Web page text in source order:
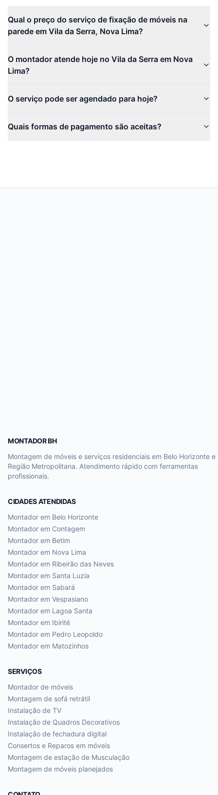
Qual o preço do serviço de fixação de móveis na
parede em Vila da Serra, Nova Lima?
O montador atende hoje no Vila da Serra em Nova
Lima?
O serviço pode ser agendado para hoje?
Quais formas de pagamento são aceitas?
MONTADOR BH
Montagem de móveis e serviços residenciais em Belo Horizonte e
Região Metropolitana. Atendimento rápido com ferramentas
profissionais.
CIDADES ATENDIDAS
Montador em Belo Horizonte
Montador em Contagem
Montador em Betim
Montador em Nova Lima
Montador em Ribeirão das Neves
Montador em Santa Luzia
Montador em Sabará
Montador em Vespasiano
Montador em Lagoa Santa
Montador em Ibirité
Montador em Pedro Leopoldo
Montador em Matozinhos
SERVIÇOS
Montador de móveis
Montagem de sofá retrátil
Instalação de TV
Instalação de Quadros Decorativos
Instalação de fechadura digital
Consertos e Reparos em móveis
Montagem de estação de Musculação
Montagem de móveis planejados